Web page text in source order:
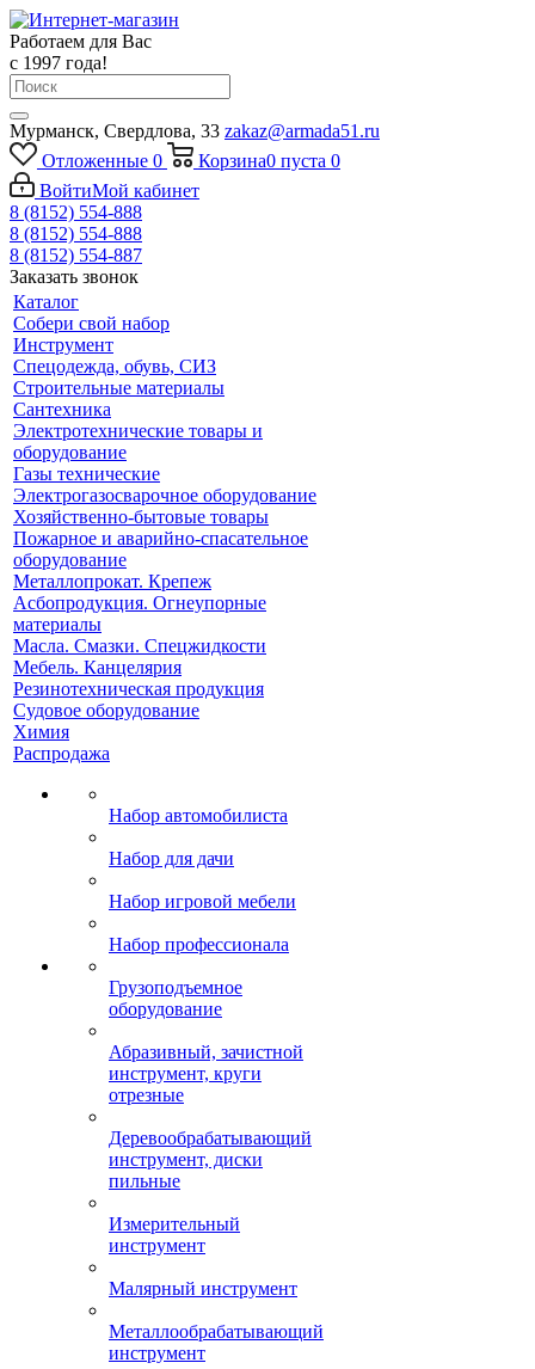
Работаем для Вас
с 1997 года!
Мурманск, Свердлова, 33 zakaz@armada51.ru
Отложенные 0 Корзина0 пуста 0
ВойтиМой кабинет
8 (8152) 554-888
8 (8152) 554-888
8 (8152) 554-887
Заказать звонок
Каталог
Собери свой набор
Инструмент
Спецодежда, обувь, СИЗ
Строительные материалы
Сантехника
Электротехнические товары и
оборудование
Газы технические
Электрогазосварочное оборудование
Хозяйственно-бытовые товары
Пожарное и аварийно-спасательное
оборудование
Металлопрокат. Крепеж
Асбопродукция. Огнеупорные
материалы
Масла. Смазки. Спецжидкости
Мебель. Канцелярия
Резинотехническая продукция
Судовое оборудование
Химия
Распродажа
Набор автомобилиста
Набор для дачи
Набор игровой мебели
Набор профессионала
Грузоподъемное
оборудование
Абразивный, зачистной
инструмент, круги
отрезные
Деревообрабатывающий
инструмент, диски
пильные
Измерительный
инструмент
Малярный инструмент
Металлообрабатывающий
инструмент